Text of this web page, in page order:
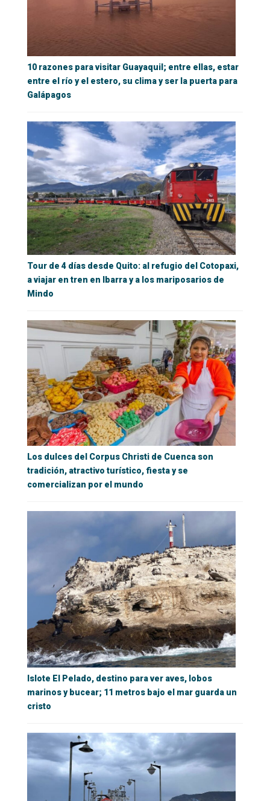
10 razones para visitar Guayaquil; entre ellas, estar
entre el río y el estero, su clima y ser la puerta para
Galápagos
Tour de 4 días desde Quito: al refugio del Cotopaxi,
a viajar en tren en Ibarra y a los mariposarios de
Mindo
Los dulces del Corpus Christi de Cuenca son
tradición, atractivo turístico, fiesta y se
comercializan por el mundo
Islote El Pelado, destino para ver aves, lobos
marinos y bucear; 11 metros bajo el mar guarda un
cristo